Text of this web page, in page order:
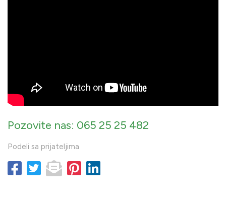
Pozovite nas: 065 25 25 482
Podeli sa prijateljima